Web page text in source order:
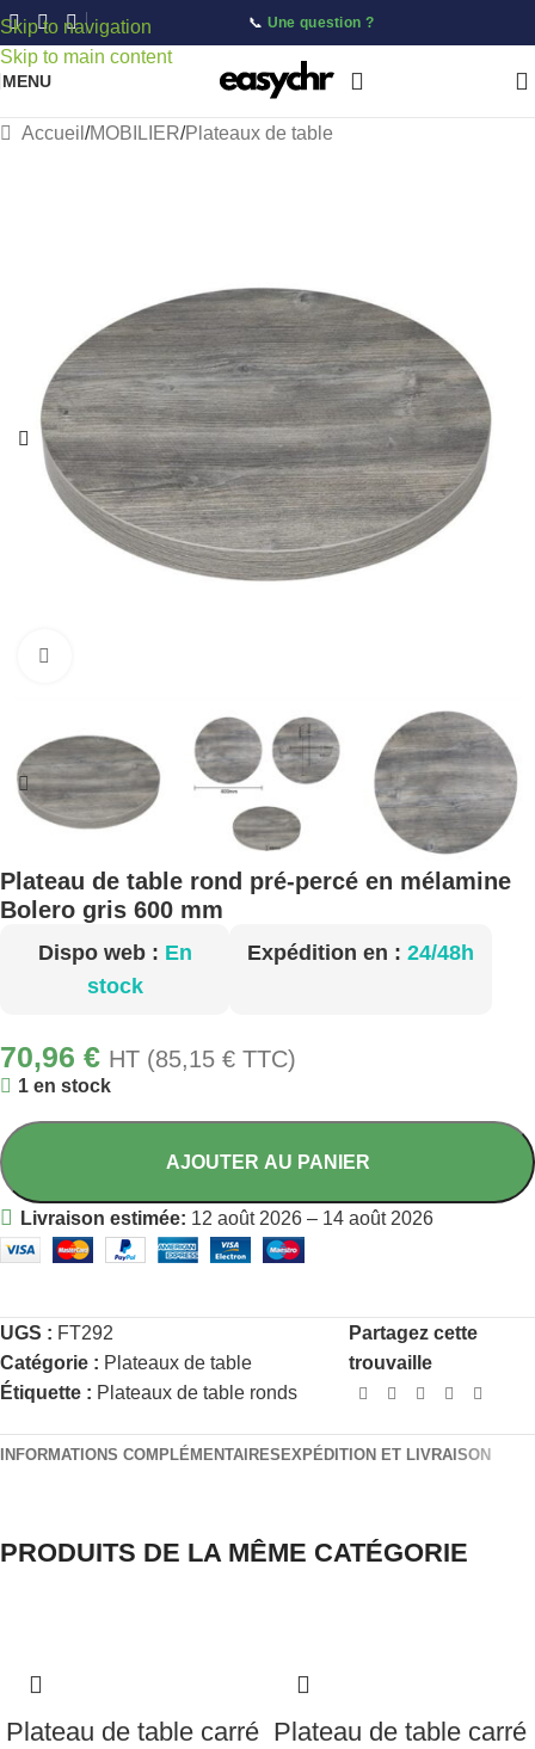
Skip to navigation
Skip to main content
📞 Une question ?
MENU
Accueil /MOBILIER/Plateaux de table
Plateau de table rond pré-percé en mélamine
Bolero gris 600 mm
Dispo web : En
stock
Expédition en : 24/48h
70,96 € HT (85,15 € TTC)
1 en stock
AJOUTER AU PANIER
Livraison estimée: 12 août 2026 – 14 août 2026
UGS : FT292
Catégorie : Plateaux de table
Étiquette : Plateaux de table ronds
Partagez cette
trouvaille
INFORMATIONS COMPLÉMENTAIRES EXPÉDITION ET LIVRAISON
PRODUITS DE LA MÊME CATÉGORIE
Plateau de table carré Plateau de table carré